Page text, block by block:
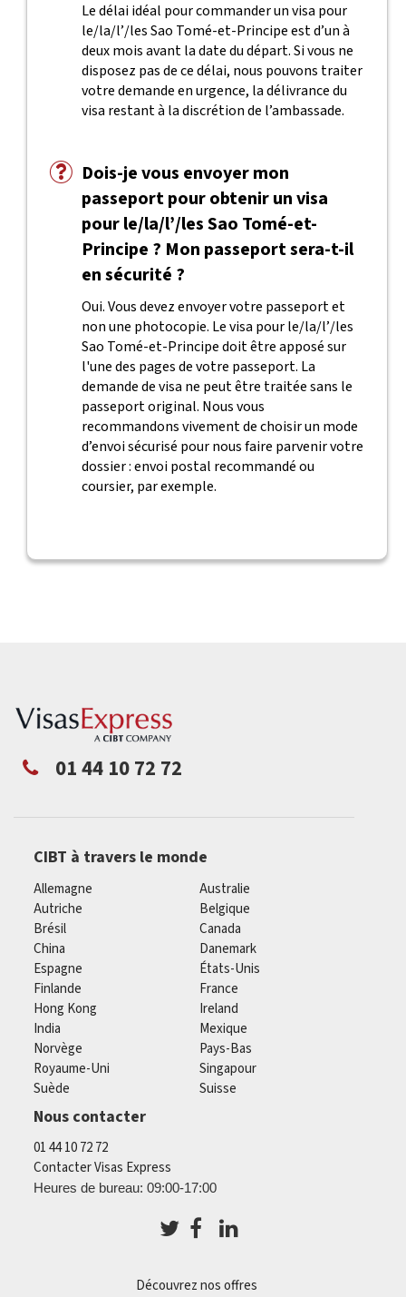
Le délai idéal pour commander un visa pour
le/la/l’/les Sao Tomé-et-Principe est d’un à
deux mois avant la date du départ. Si vous ne
disposez pas de ce délai, nous pouvons traiter
votre demande en urgence, la délivrance du
visa restant à la discrétion de l’ambassade.
Dois-je vous envoyer mon
passeport pour obtenir un visa
pour le/la/l’/les Sao Tomé-et-
Principe ? Mon passeport sera-t-il
en sécurité ?
Oui. Vous devez envoyer votre passeport et
non une photocopie. Le visa pour le/la/l’/les
Sao Tomé-et-Principe doit être apposé sur
l'une des pages de votre passeport. La
demande de visa ne peut être traitée sans le
passeport original. Nous vous
recommandons vivement de choisir un mode
d’envoi sécurisé pour nous faire parvenir votre
dossier : envoi postal recommandé ou
coursier, par exemple.
01 44 10 72 72
CIBT à travers le monde
Allemagne
Australie
Autriche
Belgique
Brésil
Canada
China
Danemark
Espagne
États-Unis
Finlande
France
Hong Kong
Ireland
India
Mexique
Norvège
Pays-Bas
Royaume-Uni
Singapour
Suède
Suisse
Nous contacter
01 44 10 72 72
Contacter Visas Express
Heures de bureau: 09:00-17:00
Découvrez nos offres